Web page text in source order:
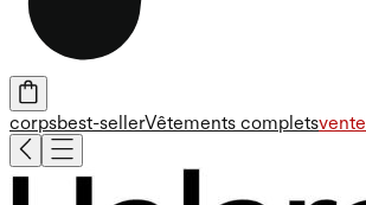
corpsbest-sellerVêtements completsvente